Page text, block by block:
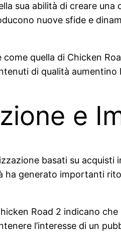
sua abilità di creare
nuove sfide e
quella di Chicken
di qualità
e
basati su
generato importanti
Road 2 indicano
l’interesse di un